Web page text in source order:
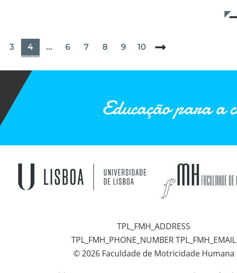
Thursday, 20
Data de fim:
3 4 ... 6 7 8 9 10
Educação para a
TPL_FMH_ADDRESS
TPL_FMH_PHONE_NUMBER TPL_FMH_EMAIL
© 2026 Faculdade de Motricidade Humana